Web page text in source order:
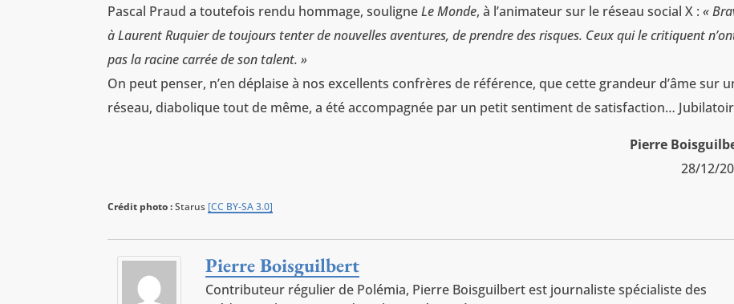
Pascal Praud a toutefois rendu hommage, souligneLe Monde, à l’animateur sur le réseau social X :«
à Laurent Ruquier de toujours tenter de nouvelles aventures, de prendre des risques. Ceux qui le critiquent
pas la racine carrée de son talent. »
On peut penser, n’en déplaise à nos excellents confrères de référence, que cette grandeur d’âme sur
réseau, diabolique tout de même, a été accompagnée par un petit sentiment de satisfaction…
Pierre
28/12/
Crédit photo :Starus [CC BY-SA 3.0]
Pierre Boisguilbert
Contributeur régulier de Polémia, Pierre Boisguilbert est journaliste spécialiste des